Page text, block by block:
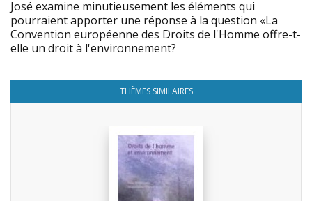
José examine minutieusement les éléments qui
pourraient apporter une réponse à la question «La
Convention européenne des Droits de l'Homme offre-t-
elle un droit à l'environnement?
THÈMES SIMILAIRES